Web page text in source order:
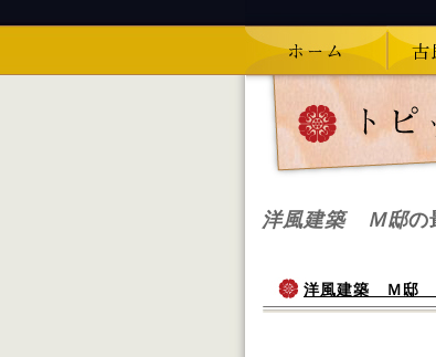
洋風建築 Ｍ邸の
洋風建築 Ｍ